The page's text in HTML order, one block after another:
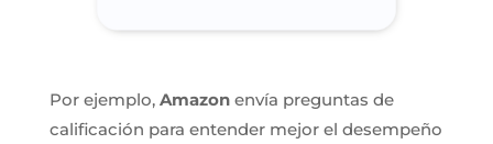
Por ejemplo, Amazonenvía preguntas de
calificación para entender mejor el desempeño